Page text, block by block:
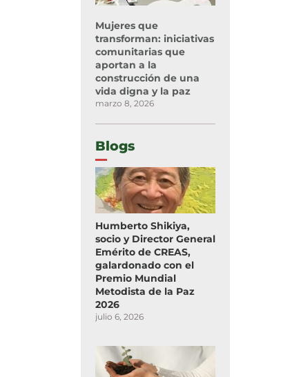
Mujeres que
transforman: iniciativas
comunitarias que
aportan a la
construcción de una
vida digna y la paz
marzo 8, 2026
Blogs
Humberto Shikiya,
socio y Director General
Emérito de CREAS,
galardonado con el
Premio Mundial
Metodista de la Paz
2026
julio 6, 2026